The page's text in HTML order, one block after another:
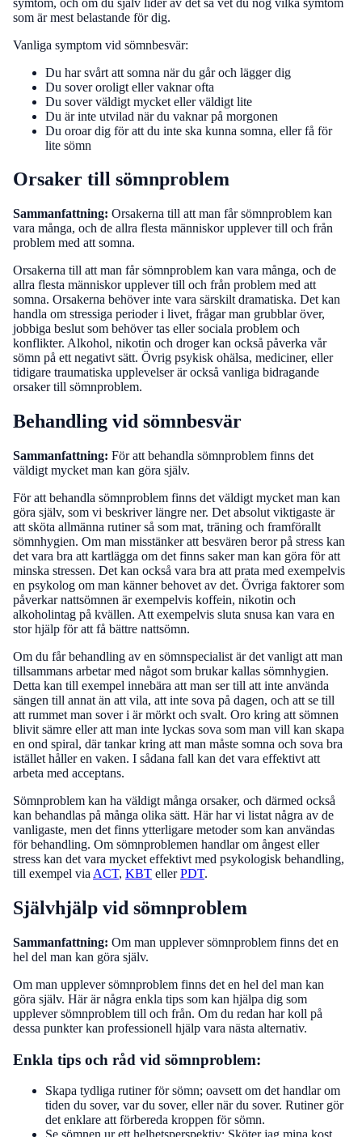
som är mest belastande för dig.
Vanliga symptom vid sömnbesvär:
Du har svårt att somna när du går och lägger dig
Du sover oroligt eller vaknar ofta
Du sover väldigt mycket eller väldigt lite
Du är inte utvilad när du vaknar på morgonen
Du oroar dig för att du inte ska kunna somna, eller få för
lite sömn
Orsaker till sömnproblem
Sammanfattning: Orsakerna till att man får sömnproblem kan
vara många, och de allra flesta människor upplever till och från
problem med att somna.
Orsakerna till att man får sömnproblem kan vara många, och de
allra flesta människor upplever till och från problem med att
somna. Orsakerna behöver inte vara särskilt dramatiska. Det kan
handla om stressiga perioder i livet, frågar man grubblar över,
jobbiga beslut som behöver tas eller sociala problem och
konflikter. Alkohol, nikotin och droger kan också påverka vår
sömn på ett negativt sätt. Övrig psykisk ohälsa, mediciner, eller
tidigare traumatiska upplevelser är också vanliga bidragande
orsaker till sömnproblem.
Behandling vid sömnbesvär
Sammanfattning: För att behandla sömnproblem finns det
väldigt mycket man kan göra själv.
För att behandla sömnproblem finns det väldigt mycket man kan
göra själv, som vi beskriver längre ner. Det absolut viktigaste är
att sköta allmänna rutiner så som mat, träning och framförallt
sömnhygien. Om man misstänker att besvären beror på stress kan
det vara bra att kartlägga om det finns saker man kan göra för att
minska stressen. Det kan också vara bra att prata med exempelvis
en psykolog om man känner behovet av det. Övriga faktorer som
påverkar nattsömnen är exempelvis koffein, nikotin och
alkoholintag på kvällen. Att exempelvis sluta snusa kan vara en
stor hjälp för att få bättre nattsömn.
Om du får behandling av en sömnspecialist är det vanligt att man
tillsammans arbetar med något som brukar kallas sömnhygien.
Detta kan till exempel innebära att man ser till att inte använda
sängen till annat än att vila, att inte sova på dagen, och att se till
att rummet man sover i är mörkt och svalt. Oro kring att sömnen
blivit sämre eller att man inte lyckas sova som man vill kan skapa
en ond spiral, där tankar kring att man måste somna och sova bra
istället håller en vaken. I sådana fall kan det vara effektivt att
arbeta med acceptans.
Sömnproblem kan ha väldigt många orsaker, och därmed också
kan behandlas på många olika sätt. Här har vi listat några av de
vanligaste, men det finns ytterligare metoder som kan användas
för behandling. Om sömnproblemen handlar om ångest eller
stress kan det vara mycket effektivt med psykologisk behandling,
till exempel via ACT, KBT ellerPDT.
Självhjälp vid sömnproblem
Sammanfattning: Om man upplever sömnproblem finns det en
hel del man kan göra själv.
Om man upplever sömnproblem finns det en hel del man kan
göra själv. Här är några enkla tips som kan hjälpa dig som
upplever sömnproblem till och från. Om du redan har koll på
dessa punkter kan professionell hjälp vara nästa alternativ.
Enkla tips och råd vid sömnproblem:
Skapa tydliga rutiner för sömn; oavsett om det handlar om
tiden du sover, var du sover, eller när du sover. Rutiner gör
det enklare att förbereda kroppen för sömn.